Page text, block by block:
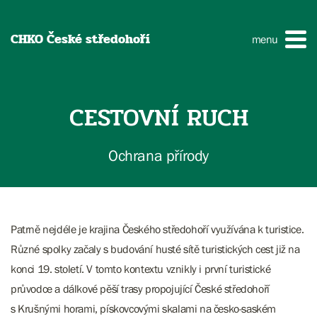
CHKO České středohoří menu
CESTOVNÍ RUCH
Ochrana přírody
Patrně nejdéle je krajina Českého středohoří využívána k turistice.
Různé spolky začaly s budování husté sítě turistických cest již na
konci 19. století. V tomto kontextu vznikly i první turistické
průvodce a dálkové pěší trasy propojující České středohoří
s Krušnými horami, pískovcovými skalami na česko-saském